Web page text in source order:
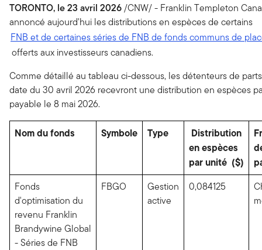
TORONTO, le 23 avril 2026/CNW/ - Franklin Templeton
annoncé aujourd'hui les distributions en espèces de certains
FNB et de certaines séries de FNB de fonds communs de
offerts aux investisseurs canadiens.
Comme détaillé au tableau ci-dessous, les détenteurs de
date du 30 avril 2026 recevront une distribution en espèces
payable le 8 mai 2026.
Nom du fonds Symbole Type
Distribution
en espèces
par unité ($)
Fonds
d'optimisation du
revenu Franklin
Brandywine Global
- Séries de FNB
FBGO
Gestion
active
0,084125